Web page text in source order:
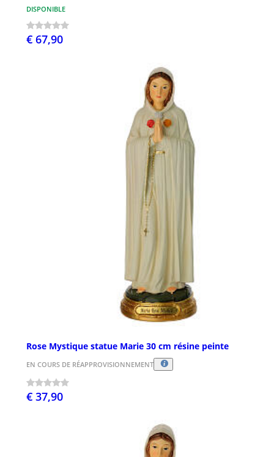
DISPONIBLE
€ 67,90
Rose Mystique statue Marie 30 cm résine peinte
EN COURS DE RÉAPPROVISIONNEMENT
€ 37,90